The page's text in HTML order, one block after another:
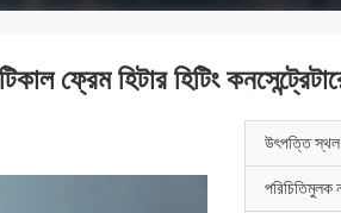
ফ্রেম হিটার হিটিং
উৎপত্তি স্থল
পরিচিতিমুলক